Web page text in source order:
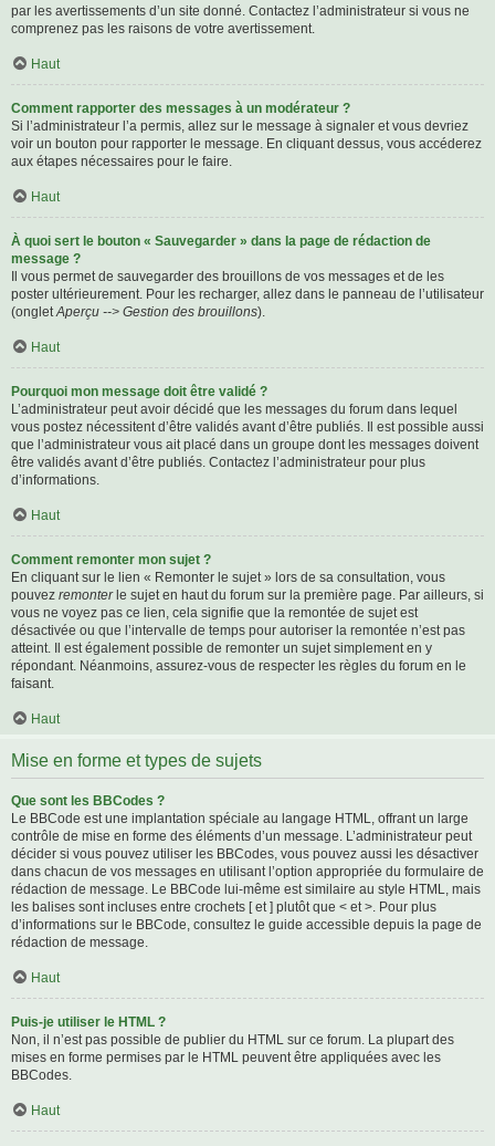
par les avertissements d’un site donné. Contactez l’administrateur si vous ne
comprenez pas les raisons de votre avertissement.
Haut
Comment rapporter des messages à un modérateur ?
Si l’administrateur l’a permis, allez sur le message à signaler et vous devriez
voir un bouton pour rapporter le message. En cliquant dessus, vous accéderez
aux étapes nécessaires pour le faire.
Haut
À quoi sert le bouton « Sauvegarder » dans la page de rédaction de
message ?
Il vous permet de sauvegarder des brouillons de vos messages et de les
poster ultérieurement. Pour les recharger, allez dans le panneau de l’utilisateur
(ongletAperçu --> Gestion des brouillons).
Haut
Pourquoi mon message doit être validé ?
L’administrateur peut avoir décidé que les messages du forum dans lequel
vous postez nécessitent d’être validés avant d’être publiés. Il est possible aussi
que l’administrateur vous ait placé dans un groupe dont les messages doivent
être validés avant d’être publiés. Contactez l’administrateur pour plus
d’informations.
Haut
Comment remonter mon sujet ?
En cliquant sur le lien « Remonter le sujet » lors de sa consultation, vous
pouvez remonterle sujet en haut du forum sur la première page. Par ailleurs, si
vous ne voyez pas ce lien, cela signifie que la remontée de sujet est
désactivée ou que l’intervalle de temps pour autoriser la remontée n’est pas
atteint. Il est également possible de remonter un sujet simplement en y
répondant. Néanmoins, assurez-vous de respecter les règles du forum en le
faisant.
Haut
Mise en forme et types de sujets
Que sont les BBCodes ?
Le BBCode est une implantation spéciale au langage HTML, offrant un large
contrôle de mise en forme des éléments d’un message. L’administrateur peut
décider si vous pouvez utiliser les BBCodes, vous pouvez aussi les désactiver
dans chacun de vos messages en utilisant l’option appropriée du formulaire de
rédaction de message. Le BBCode lui-même est similaire au style HTML, mais
les balises sont incluses entre crochets [ et ] plutôt que < et >. Pour plus
d’informations sur le BBCode, consultez le guide accessible depuis la page de
rédaction de message.
Haut
Puis-je utiliser le HTML ?
Non, il n’est pas possible de publier du HTML sur ce forum. La plupart des
mises en forme permises par le HTML peuvent être appliquées avec les
BBCodes.
Haut